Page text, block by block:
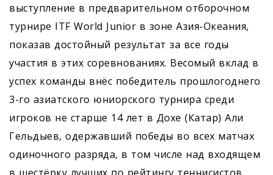
выступление в предварительном отборочном
турнире ITF World Junior в зоне Азия-Океания,
показав достойный результат за все годы
участия в этих соревнованиях. Весомый вклад в
успех команды внёс победитель прошлогоднего
3-го азиатского юниорского турнира среди
игроков не старше 14 лет в Дохе (Катар) Али
Гельдыев, одержавший победы во всех матчах
одиночного разряда, в том числе над входящем